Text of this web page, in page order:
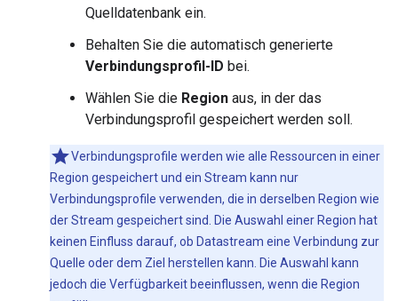
Quelldatenbank ein.
Behalten Sie die automatisch generierte
Verbindungsprofil-ID bei.
Wählen Sie die Region aus, in der das
Verbindungsprofil gespeichert werden soll.
Verbindungsprofile werden wie alle Ressourcen in einer
Region gespeichert und ein Stream kann nur
Verbindungsprofile verwenden, die in derselben Region wie
der Stream gespeichert sind. Die Auswahl einer Region hat
keinen Einfluss darauf, ob Datastream eine Verbindung zur
Quelle oder dem Ziel herstellen kann. Die Auswahl kann
jedoch die Verfügbarkeit beeinflussen, wenn die Region